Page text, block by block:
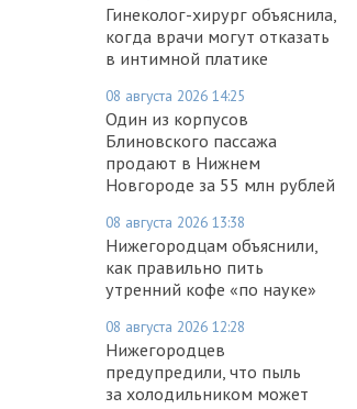
Гинеколог-хирург объяснила,
когда врачи могут отказать
в интимной платике
08 августа 2026 14:25
Один из корпусов
Блиновского пассажа
продают в Нижнем
Новгороде за 55 млн рублей
08 августа 2026 13:38
Нижегородцам объяснили,
как правильно пить
утренний кофе «по науке»
08 августа 2026 12:28
Нижегородцев
предупредили, что пыль
за холодильником может